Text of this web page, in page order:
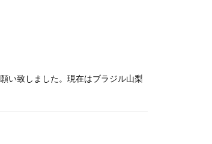
い致しました。現在はブラジル山梨